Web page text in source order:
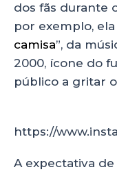
dos fãs durante
por exemplo,
camisa”, da
2000, ícone do
público a gritar
https://
A expectativa de